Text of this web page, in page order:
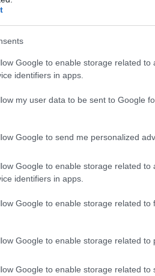
Google to enable storage related to
identifiers in apps.
my user data to be sent to Google
Google to send me personalized
Google to enable storage related to
identifiers in apps.
Google to enable storage related to
Google to enable storage related to
Google to enable storage related to